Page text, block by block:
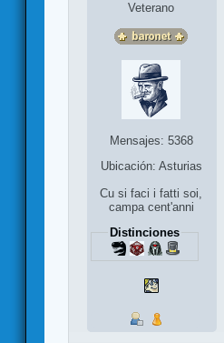
Veterano
Mensajes: 5368
Ubicación: Asturias
Cu si faci i fatti soi,
campa cent'anni
Distinciones